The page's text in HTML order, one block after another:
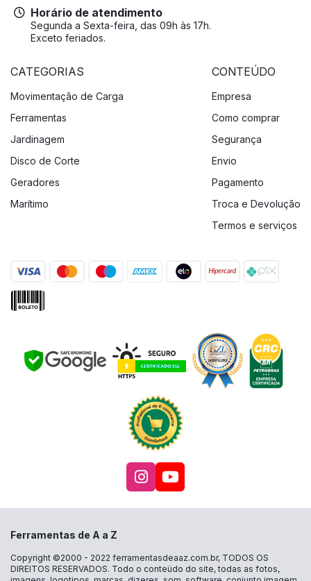
Horário de atendimento
Segunda a Sexta-feira, das 09h às 17h.
Exceto feriados.
CATEGORIAS
Movimentação de Carga
Ferramentas
Jardinagem
Disco de Corte
Geradores
Marítimo
CONTEÚDO
Empresa
Como comprar
Segurança
Envio
Pagamento
Troca e Devolução
Termos e serviços
Acesse nosso
Acesse nosso
Ferramentas de A a Z
Copyright ©2000 - 2022 ferramentasdeaaz.com.br, TODOS OS
DIREITOS RESERVADOS. Todo o conteúdo do site, todas as fotos,